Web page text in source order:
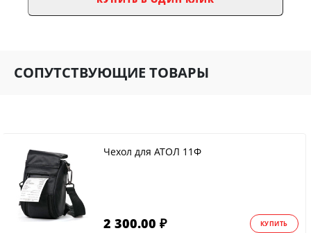
СОПУТСТВУЮЩИЕ ТОВАРЫ
Чехол для АТОЛ 11Ф
2 300.00 ₽ КУПИТЬ